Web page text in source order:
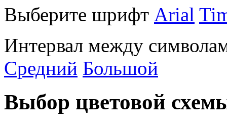
Выберите шрифт Arial
Интервал между
Средний Большой
Выбор цветовой